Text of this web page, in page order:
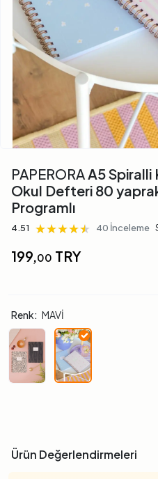
PAPERORAA5 Spiralli
Okul Defteri 80
Programlı
4.51 ★★★★★
★★★★★
★★★★★ 40 İnceleme
199,00 TRY
Renk: MAVİ
Ürün Değerlendirmeleri